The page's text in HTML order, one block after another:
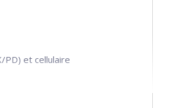
PD) et cellulaire